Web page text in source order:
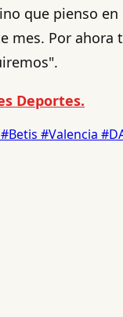
que pienso
mes. Por ahora
Deportes.
#Betis #Valencia